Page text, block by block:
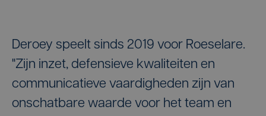
Deroey speelt sinds 2019 voor Roeselare.
"Zijn inzet, defensieve kwaliteiten en
communicatieve vaardigheden zijn van
onschatbare waarde voor het team en